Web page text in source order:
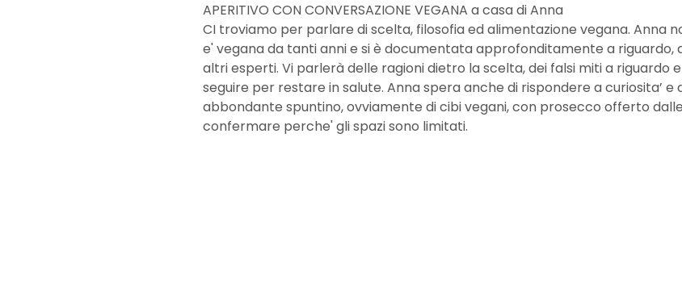
APERITIVO CON CONVERSAZIONE VEGANA a casa di Anna
CI troviamo per parlare di scelta, filosofia ed alimentazione vegana. Anna
e' vegana da tanti anni e si è documentata approfonditamente a riguardo,
altri esperti. Vi parlerà delle ragioni dietro la scelta, dei falsi miti a riguardo
seguire per restare in salute. Anna spera anche di rispondere a curiosita’
abbondante spuntino, ovviamente di cibi vegani, con prosecco offerto
confermare perche' gli spazi sono limitati.